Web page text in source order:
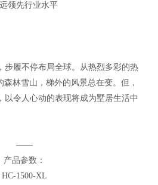
领先行业水平
履不停布局全球。从热烈多彩的热
林雪山，梯外的风景总在变。但，
以令人心动的表现将成为墅居生活中
——
产品参数：
HC-1500-XL